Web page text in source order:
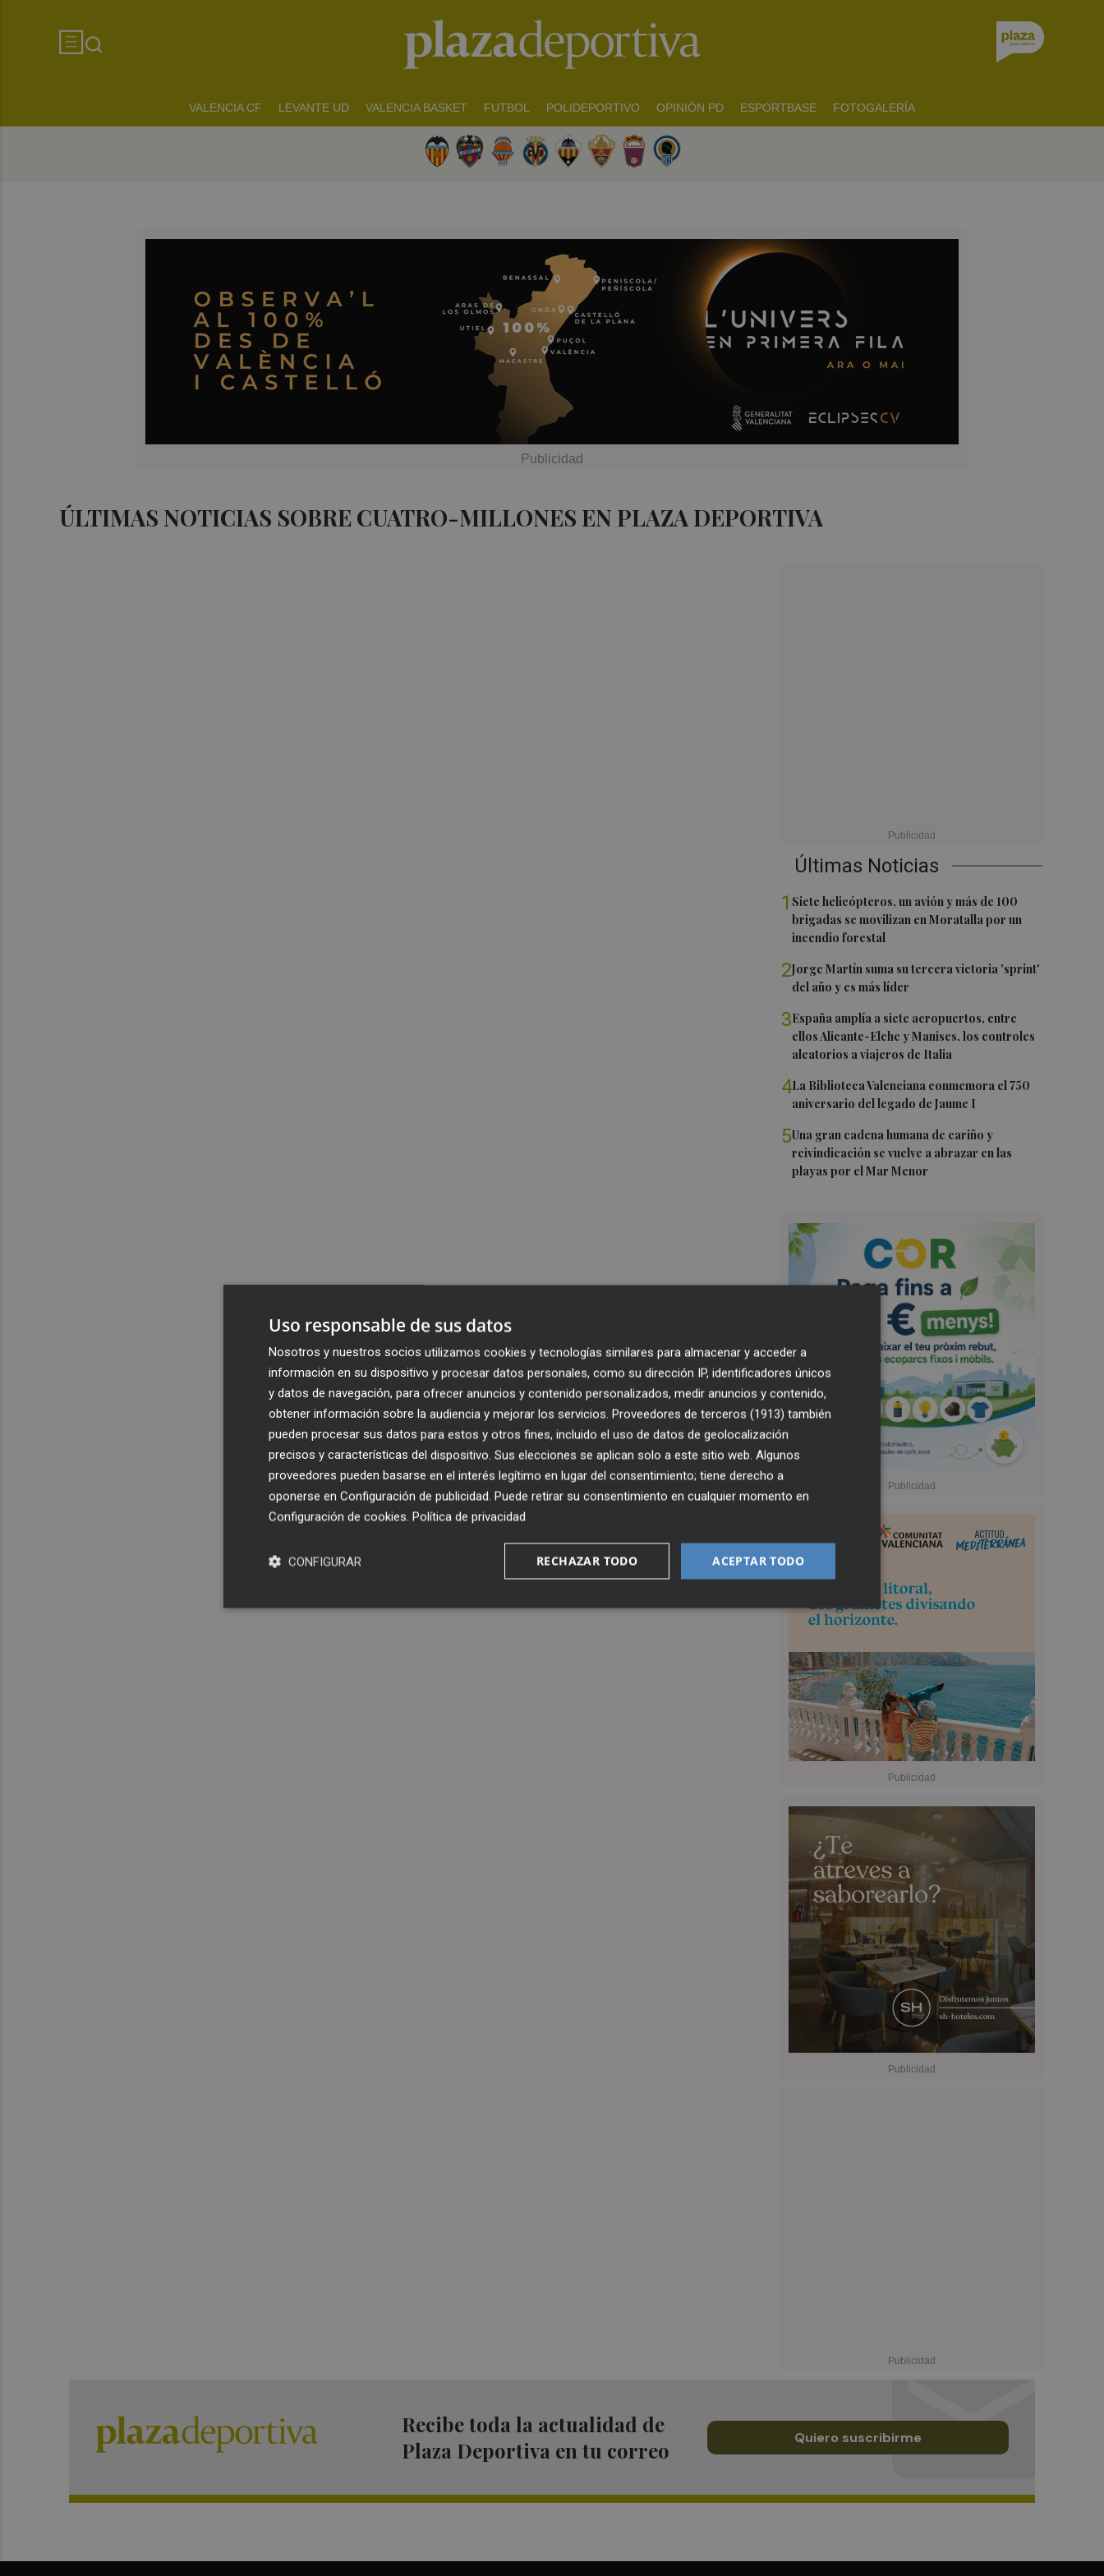
VALENCIA CF LEVANTE UD VALENCIA BASKET FUTBOL POLIDEPORTIVO OPINIÓN PD ESPORTBASE FOTOGALERÍA
ÚLTIMAS NOTICIAS SOBRE CUATRO-MILLONES EN PLAZA DEPORTIVA
Últimas Noticias
1 Siete helicópteros, un avión y más de 100
brigadas se movilizan en Moratalla por un
incendio forestal
2Jorge Martín suma su tercera victoria 'sprint'
del año y es más líder
3España amplía a siete aeropuertos, entre
ellos Alicante-Elche y Manises, los controles
aleatorios a viajeros de Italia
4La Biblioteca Valenciana conmemora el 750
aniversario del legado de Jaume I
5Una gran cadena humana de cariño y
reivindicación se vuelve a abrazar en las
playas por el Mar Menor
Recibe toda la actualidad de
Plaza Deportiva en tu correo
Quiero suscribirme
Uso responsable de sus datos
Nosotros y nuestros socios utilizamos cookies y tecnologías similares para almacenar y acceder a
información en su dispositivo y procesar datos personales, como su dirección IP, identificadores únicos
y datos de navegación, para ofrecer anuncios y contenido personalizados, medir anuncios y contenido,
obtener información sobre la audiencia y mejorar los servicios. Proveedores de terceros (1913) también
pueden procesar sus datos para estos y otros fines, incluido el uso de datos de geolocalización
precisos y características del dispositivo. Sus elecciones se aplican solo a este sitio web. Algunos
proveedores pueden basarse en el interés legítimo en lugar del consentimiento; tiene derecho a
oponerse en Configuración de publicidad. Puede retirar su consentimiento en cualquier momento en
Configuración de cookies. Política de privacidad
ACEPTAR TODO
RECHAZAR TODO
CONFIGURAR